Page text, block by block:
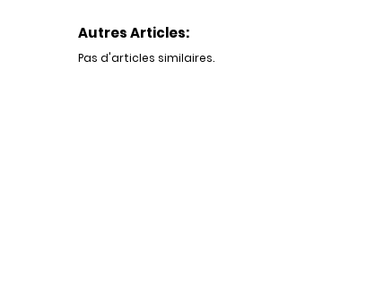
Autres Articles:
Pas d'articles similaires.